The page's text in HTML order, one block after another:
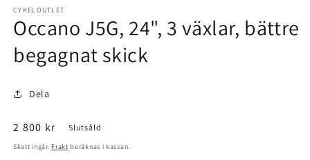
1
modalfönster
CYKELOUTLET
Occano J5G, 24", 3 växlar, bättre
begagnat skick
Dela
Ordinarie
pris
2 800 kr Slutsåld
Skatt ingår. Frakt beräknas i kassan.